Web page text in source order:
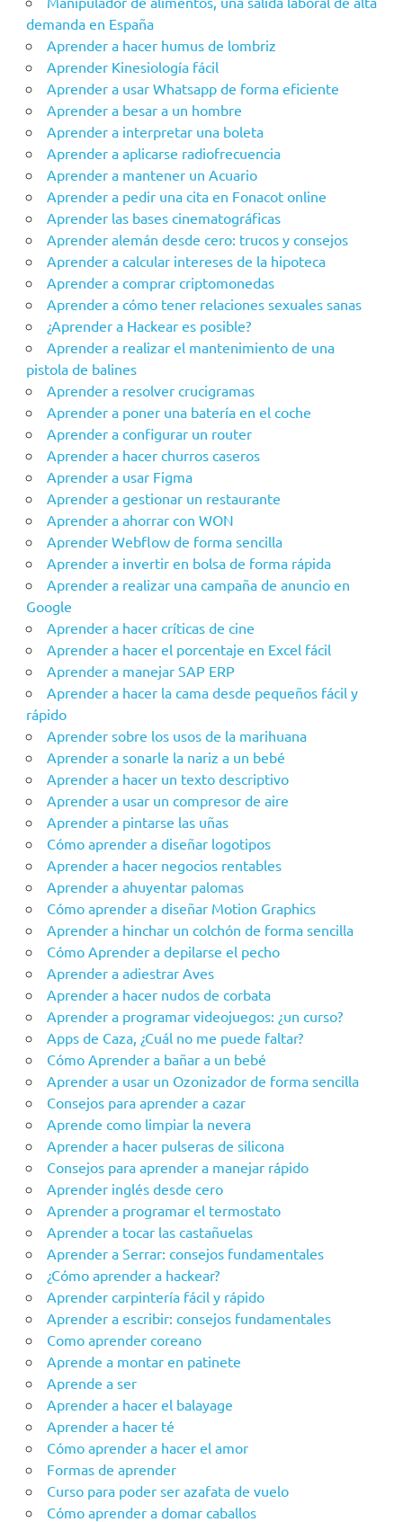
demanda en España
Aprender a hacer humus de lombriz
Aprender Kinesiología fácil
Aprender a usar Whatsapp de forma eficiente
Aprender a besar a un hombre
Aprender a interpretar una boleta
Aprender a aplicarse radiofrecuencia
Aprender a mantener un Acuario
Aprender a pedir una cita en Fonacot online
Aprender las bases cinematográficas
Aprender alemán desde cero: trucos y consejos
Aprender a calcular intereses de la hipoteca
Aprender a comprar criptomonedas
Aprender a cómo tener relaciones sexuales sanas
¿Aprender a Hackear es posible?
Aprender a realizar el mantenimiento de una
pistola de balines
Aprender a resolver crucigramas
Aprender a poner una batería en el coche
Aprender a configurar un router
Aprender a hacer churros caseros
Aprender a usar Figma
Aprender a gestionar un restaurante
Aprender a ahorrar con WON
Aprender Webflow de forma sencilla
Aprender a invertir en bolsa de forma rápida
Aprender a realizar una campaña de anuncio en
Google
Aprender a hacer críticas de cine
Aprender a hacer el porcentaje en Excel fácil
Aprender a manejar SAP ERP
Aprender a hacer la cama desde pequeños fácil y
rápido
Aprender sobre los usos de la marihuana
Aprender a sonarle la nariz a un bebé
Aprender a hacer un texto descriptivo
Aprender a usar un compresor de aire
Aprender a pintarse las uñas
Cómo aprender a diseñar logotipos
Aprender a hacer negocios rentables
Aprender a ahuyentar palomas
Cómo aprender a diseñar Motion Graphics
Aprender a hinchar un colchón de forma sencilla
Cómo Aprender a depilarse el pecho
Aprender a adiestrar Aves
Aprender a hacer nudos de corbata
Aprender a programar videojuegos: ¿un curso?
Apps de Caza, ¿Cuál no me puede faltar?
Cómo Aprender a bañar a un bebé
Aprender a usar un Ozonizador de forma sencilla
Consejos para aprender a cazar
Aprende como limpiar la nevera
Aprender a hacer pulseras de silicona
Consejos para aprender a manejar rápido
Aprender inglés desde cero
Aprender a programar el termostato
Aprender a tocar las castañuelas
Aprender a Serrar: consejos fundamentales
¿Cómo aprender a hackear?
Aprender carpintería fácil y rápido
Aprender a escribir: consejos fundamentales
Como aprender coreano
Aprende a montar en patinete
Aprende a ser
Aprender a hacer el balayage
Aprender a hacer té
Cómo aprender a hacer el amor
Formas de aprender
Curso para poder ser azafata de vuelo
Cómo aprender a domar caballos